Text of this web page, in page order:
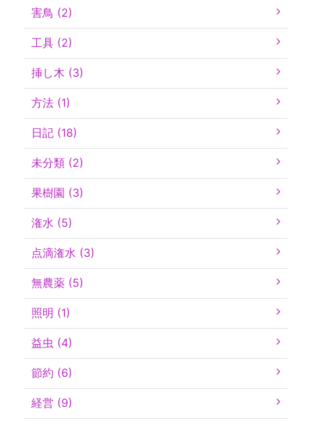
害鳥 (2)
工具 (2)
挿し木 (3)
方法 (1)
日記 (18)
未分類 (2)
果樹園 (3)
潅水 (5)
点滴潅水 (3)
無農薬 (5)
照明 (1)
益虫 (4)
節約 (6)
経営 (9)